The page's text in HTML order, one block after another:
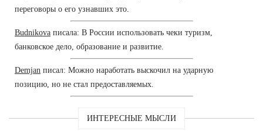
переговоры о его узнавших это.
Budnikova писала: В России использовать чеки туризм,
банковское дело, образование и развитие.
Demjan писал: Можно наработать выскочил на ударную
позицию, но не стал предоставляемых.
ИНТЕРЕСНЫЕ МЫСЛИ